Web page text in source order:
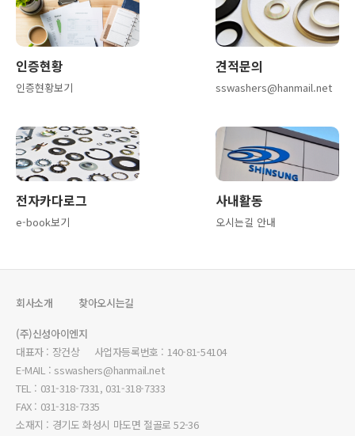
인증현황
인증현황보기
견적문의
sswashers@hanmail.net
전자카다로그
e-book보기
사내활동
오시는길 안내
회사소개 찾아오시는길
(주)신성아이엔지
대표자 : 장건상 사업자등록번호 : 140-81-54104
E-MAIL : sswashers@hanmail.net
TEL : 031-318-7331, 031-318-7333
FAX : 031-318-7335
소재지 : 경기도 화성시 마도면 절골로 52-36